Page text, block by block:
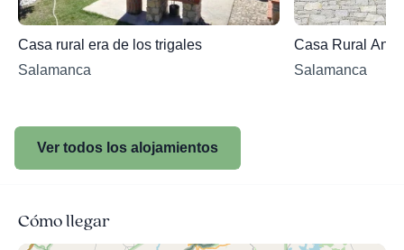
Casa rural era de los trigales
Salamanca
Casa Rural
Salamanca
Ver todos los alojamientos
Cómo llegar